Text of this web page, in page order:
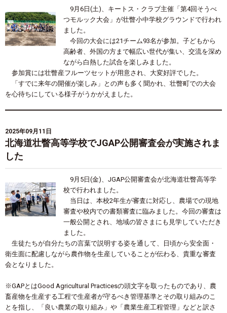
9月6日(土)、キートス・クラブ主催「第4回そうべ
つモルック大会」が壮瞥小中学校グラウンドで行われ
ました。
今回の大会には21チーム93名が参加。子どもから
高齢者、外国の方まで幅広い世代が集い、交流を深め
ながら白熱した試合を楽しみました。
参加賞には壮瞥産フルーツセットが用意され、大変好評でした。
「すでに来年の開催が楽しみ」との声も多く聞かれ、壮瞥町での大会
を心待ちにしている様子がうかがえました。
2025年09月11日
北海道壮瞥高等学校でJGAP公開審査会が実施されま
した
9月5日(金)、JGAP公開審査会が北海道壮瞥高等学
校で行われました。
当日は、本校2年生が審査に対応し、農場での現地
審査や校内での書類審査に臨みました。今回の審査は
一般公開とされ、地域の皆さまにも見学していただき
ました。
生徒たちが自分たちの言葉で説明する姿を通して、日頃から安全面・
衛生面に配慮しながら農作物を生産していることが伝わる、貴重な審査
会となりました。
※GAPとはGood Agricultural Practicesの頭文字を取ったものであり、農
畜産物を生産する工程で生産者が守るべき管理基準とその取り組みのこ
とを指し、「良い農業の取り組み」や「農業生産工程管理」などと訳さ